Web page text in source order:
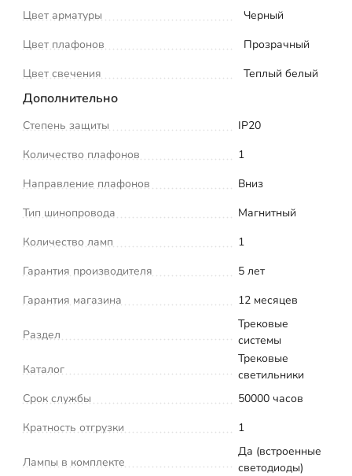
Цвет арматуры
Черный
Цвет плафонов
Прозрачный
Цвет свечения
Теплый белый
Дополнительно
Степень защиты
IP20
Количество плафонов
1
Направление плафонов
Вниз
Тип шинопровода
Магнитный
Количество ламп
1
Гарантия производителя
5 лет
Гарантия магазина
12 месяцев
Раздел
Трековые
системы
Каталог
Трековые
светильники
Срок службы
50000 часов
Кратность отгрузки
1
Лампы в комплекте
Да (встроенные
светодиоды)